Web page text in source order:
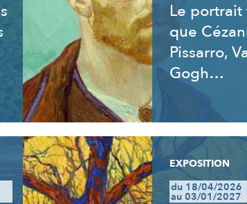
Le portrait
que
Pissarro,
Gogh…
EXPOSITION
du 18/04/2026
au 03/01/2027